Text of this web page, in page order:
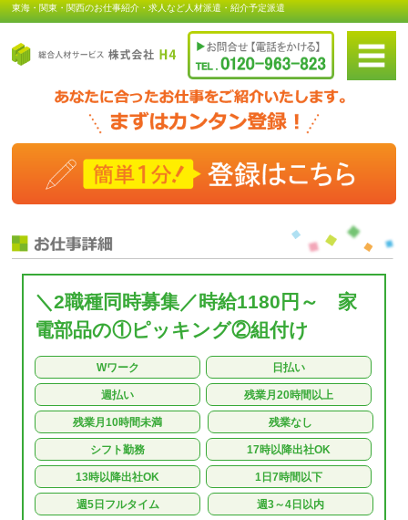
東海・関東・関西のお仕事紹介・求人など人材派遣・紹介予定派遣
＼2職種同時募集／時給1180円～ 家
電部品の①ピッキング②組付け
Wワーク 日払い
週払い 残業月20時間以上
残業月10時間未満 残業なし
シフト勤務 17時以降出社OK
13時以降出社OK 1日7時間以下
週5日フルタイム 週3～4日以内